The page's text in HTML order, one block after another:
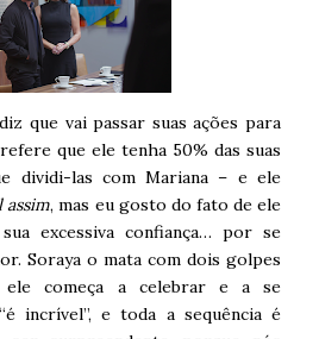
que vai passar suas ações para
que ele tenha 50% das suas
dividi-las com Mariana – e ele
assim, mas eu gosto do fato de ele
excessiva confiança… por se
Soraya o mata com dois golpes
ele começa a celebrar e a se
incrível”, e toda a sequência é